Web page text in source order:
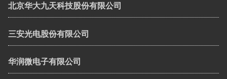
北京华大九天科技股份有限公司
三安光电股份有限公司
华润微电子有限公司